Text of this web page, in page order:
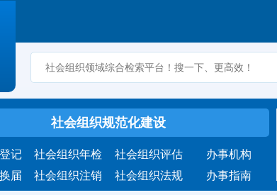
社会组织规范化建设
记 社会组织年检 社会组织评估
办事机构
届
社会组织注销 社会组织法规 办事指南